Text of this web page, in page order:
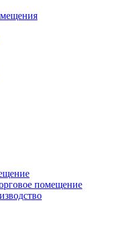
помещение